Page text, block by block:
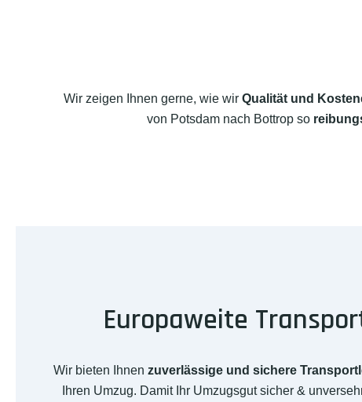
Wir zeigen Ihnen gerne, wie wir Qualität und
von Potsdam nach Bottrop so
Europaweite
Wir bieten Ihnen zuverlässige und sichere
Ihren Umzug. Damit Ihr Umzugsgut sicher &